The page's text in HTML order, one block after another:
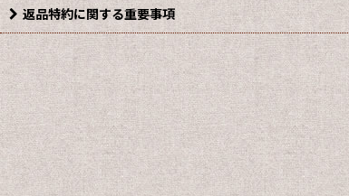
返品特約に関する重要事項